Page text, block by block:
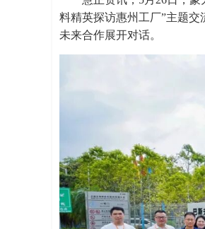
料精英探访惠州工厂”主题
未来合作展开对话。